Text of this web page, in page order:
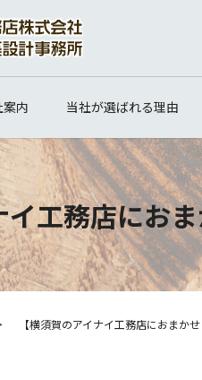
案内 当社が選ばれる理由
イ工務店にお
【横須賀のアイナイ工務店におまか